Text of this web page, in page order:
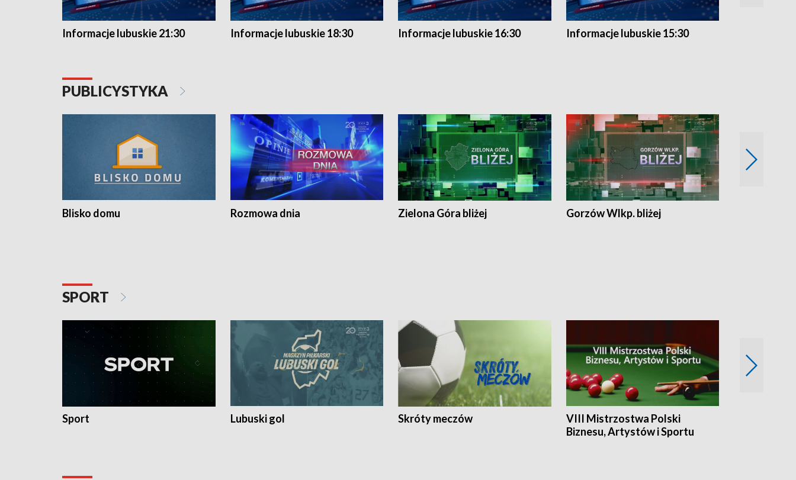
Informacje lubuskie 21:30 Informacje lubuskie 18:30 Informacje lubuskie 16:30 Informacje lubuskie 15:30
PUBLICYSTYKA
Blisko domu Rozmowa dnia Zielona Góra bliżej Gorzów Wlkp. bliżej
SPORT
Sport Lubuski gol Skróty meczów
VIII Mistrzostwa Polski
Biznesu, Artystów i Sportu